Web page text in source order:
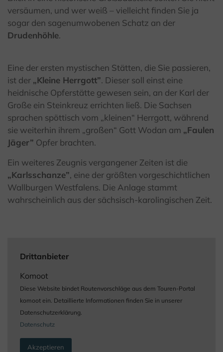
versäumen, und wer weiß – vielleicht finden Sie ja
sogar den sagenumwobenen Schatz an der
Drudenhöhle.
Eine der ersten mystischen Stätten, die Sie passieren,
ist der „Kleine Herrgott”. Dieser soll einst eine
heidnische Opferstätte gewesen sein, an der Karl der
Große ein Steinkreuz errichten ließ. Die Sachsen
sprachen spöttisch vom „kleinen“ Herrgott, während
sie weiterhin ihrem „großen“ Gott Wodan am „Faulen
Jäger” Opfer brachten.
Ein weiteres Zeugnis vergangener Zeiten ist die
„Karlsschanze”, eine der größten vorgeschichtlichen
Wallburgen Westfalens. Die Anlage stammt
wahrscheinlich aus der sächsisch-karolingischen Zeit.
Drittanbieter
Komoot
Diese Website bindet Routenvorschläge aus dem Touren-Portal
komoot ein. Detaillierte Informationen finden Sie in unserer
Datenschutzerklärung.
Datenschutz
Akzeptieren